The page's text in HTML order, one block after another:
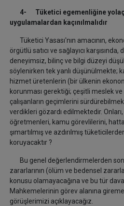
4- Tüketici egemenliğine
uygulamalardan kaçınılmalıdır
Tüketici Yasası'nın amacının,
örgütlü satıcı ve sağlayıcı
deneyimsiz, bilinç ve bilgi düzeyi
söylenirken tek yanlı düşünülmekte;
hizmet üretenlerin (bir ülkenin
korunması gerektiği; çeşitli meslek ve
çalışanların geçimlerini
verdikleri gözardı edilmektedir.
öğretmenleri, kamu görevlilerini,
şımartılmış ve azdırılmış
koruyacaktır ?
Bu genel değerlendirmelerden
zararlarının (ölüm ve bedensel
konusu olamayacağına ve bu tür
Mahkemelerinin görev alanına
görüşlerimizi açıklayacağız.